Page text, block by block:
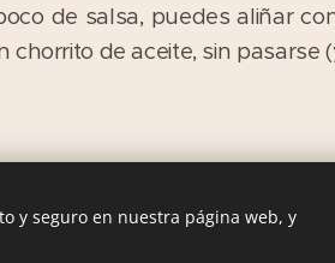
de salsa, puedes aliñar
chorrito de aceite, sin pasarse
Las Comiditas de Mami.
y seguro en nuestra página web, y